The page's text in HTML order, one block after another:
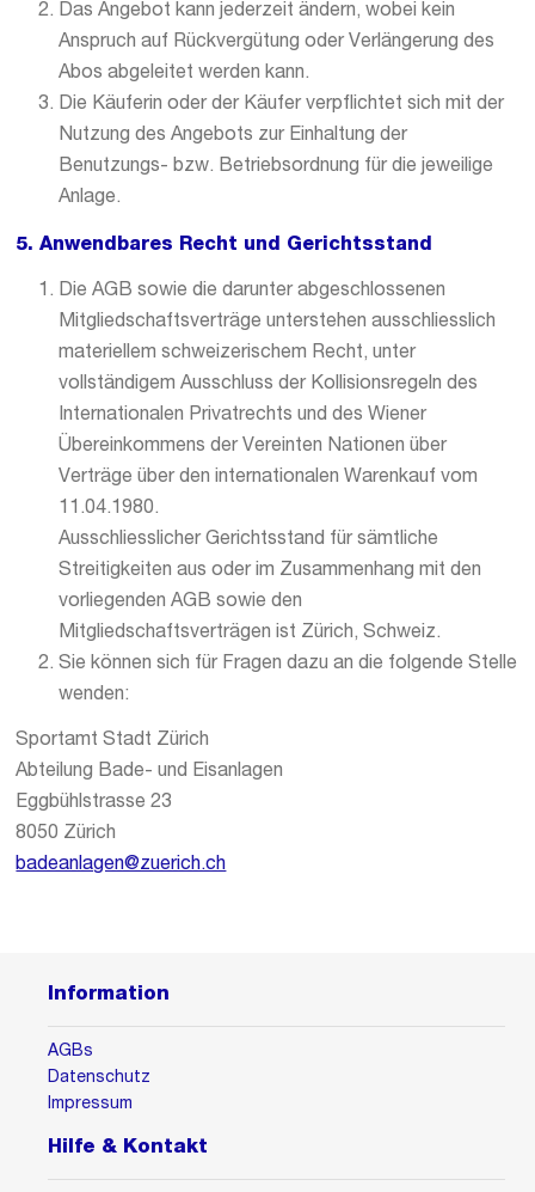
Das Angebot kann jederzeit ändern, wobei kein
Anspruch auf Rückvergütung oder Verlängerung des
Abos abgeleitet werden kann.
Die Käuferin oder der Käufer verpflichtet sich mit der
Nutzung des Angebots zur Einhaltung der
Benutzungs- bzw. Betriebsordnung für die jeweilige
Anlage.
5. Anwendbares Recht und Gerichtsstand
Die AGB sowie die darunter abgeschlossenen
Mitgliedschaftsverträge unterstehen ausschliesslich
materiellem schweizerischem Recht, unter
vollständigem Ausschluss der Kollisionsregeln des
Internationalen Privatrechts und des Wiener
Übereinkommens der Vereinten Nationen über
Verträge über den internationalen Warenkauf vom
11.04.1980.
Ausschliesslicher Gerichtsstand für sämtliche
Streitigkeiten aus oder im Zusammenhang mit den
vorliegenden AGB sowie den
Mitgliedschaftsverträgen ist Zürich, Schweiz.
Sie können sich für Fragen dazu an die folgende Stelle
wenden:
Sportamt Stadt Zürich
Abteilung Bade- und Eisanlagen
Eggbühlstrasse 23
8050 Zürich
badeanlagen@zuerich.ch
Information
AGBs
Datenschutz
Impressum
Hilfe & Kontakt